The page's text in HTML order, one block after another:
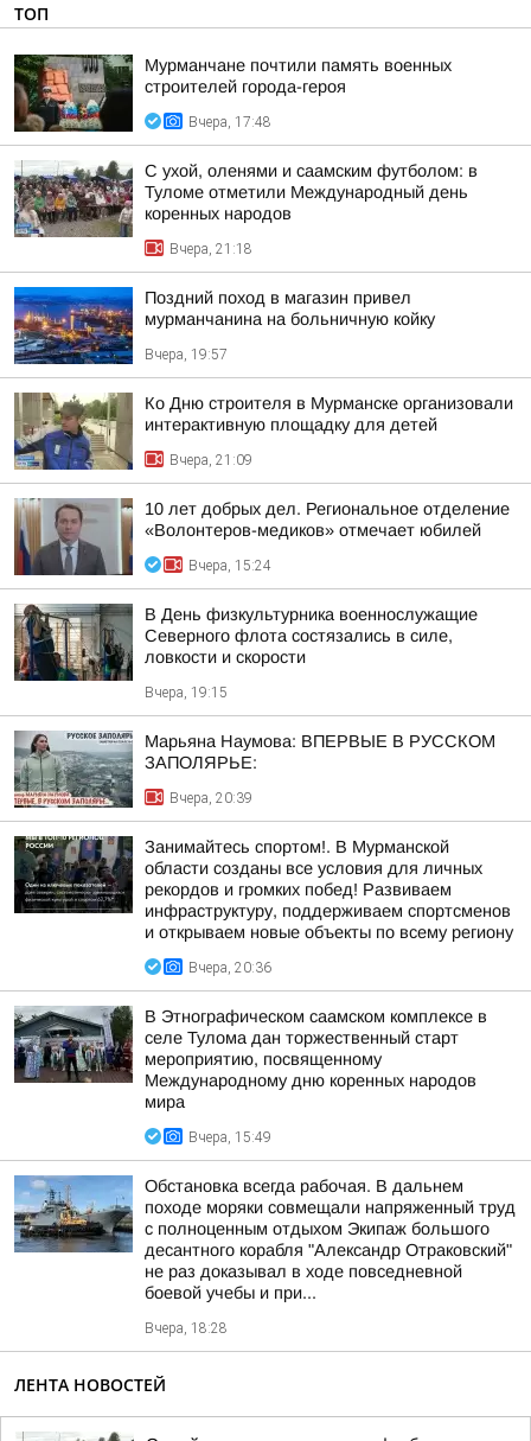
ТОП
Мурманчане почтили память военных
строителей города-героя
Вчера, 17:48
С ухой, оленями и саамским футболом: в
Туломе отметили Международный день
коренных народов
Вчера, 21:18
Поздний поход в магазин привел
мурманчанина на больничную койку
Вчера, 19:57
Ко Дню строителя в Мурманске организовали
интерактивную площадку для детей
Вчера, 21:09
10 лет добрых дел. Региональное отделение
«Волонтеров-медиков» отмечает юбилей
Вчера, 15:24
В День физкультурника военнослужащие
Северного флота состязались в силе,
ловкости и скорости
Вчера, 19:15
Марьяна Наумова: ВПЕРВЫЕ В РУССКОМ
ЗАПОЛЯРЬЕ:
Вчера, 20:39
Занимайтесь спортом!. В Мурманской
области созданы все условия для личных
рекордов и громких побед! Развиваем
инфраструктуру, поддерживаем спортсменов
и открываем новые объекты по всему региону
Вчера, 20:36
В Этнографическом саамском комплексе в
селе Тулома дан торжественный старт
мероприятию, посвященному
Международному дню коренных народов
мира
Вчера, 15:49
Обстановка всегда рабочая. В дальнем
походе моряки совмещали напряженный труд
с полноценным отдыхом Экипаж большого
десантного корабля "Александр Отраковский"
не раз доказывал в ходе повседневной
боевой учебы и при...
Вчера, 18:28
ЛЕНТА НОВОСТЕЙ